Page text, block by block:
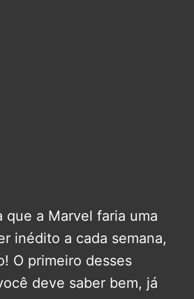
que a Marvel faria uma
inédito a cada semana,
O primeiro desses
deve saber bem, já